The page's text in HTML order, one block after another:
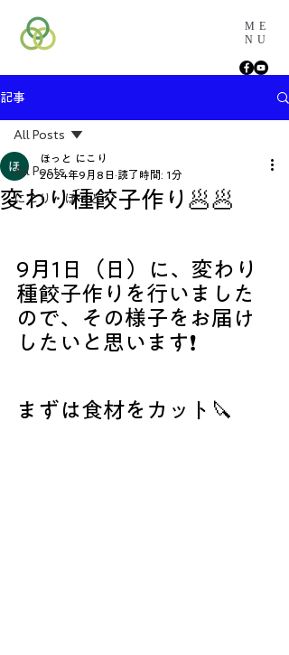
ME
NU
記事
All Posts
にこり・ほっと
All Posts
変わり種餃子作り🥟🥟
ほっと にこり
2024年9月8日 読了時間: 1分
9月1日（日）に、変わり
種餃子作りを行いました
ので、その様子をお届け
したいと思います❗️
まずは食材をカット🔪